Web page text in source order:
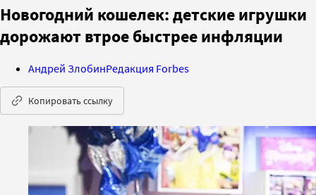
Новогодний кошелек: детские игрушки
дорожают втрое быстрее инфляции
Андрей ЗлобинРедакция Forbes
Копировать ссылку